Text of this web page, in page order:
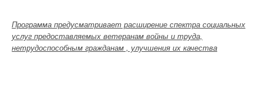
Программа предусматривает расширение спектра социальных
услуг предоставляемых ветеранам войны и труда,
нетрудоспособным гражданам , улучшения их качествa